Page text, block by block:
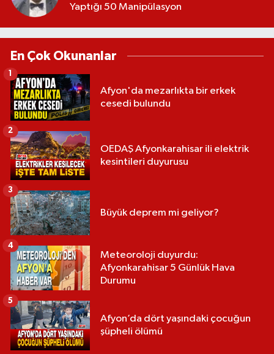
Yaptığı 50 Manipülasyon
En Çok Okunanlar
Afyon'da mezarlıkta bir erkek
cesedi bulundu
1
OEDAŞ Afyonkarahisar ili elektrik
kesintileri duyurusu
2
Büyük deprem mi geliyor?
3
Meteoroloji duyurdu:
Afyonkarahisar 5 Günlük Hava
Durumu
4
Afyon’da dört yaşındaki çocuğun
şüpheli ölümü
5